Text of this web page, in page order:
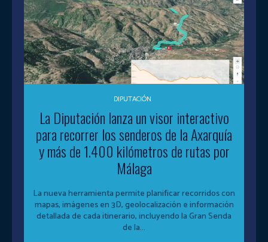
DIPUTACIÓN
La Diputación lanza un visor interactivo
para recorrer los senderos de la Axarquía
y más de 1.400 kilómetros de rutas por
Málaga
La nueva herramienta permite planificar recorridos con
mapas, imágenes en 3D, geolocalización e información
detallada de cada itinerario, incluyendo la Gran Senda
de la...